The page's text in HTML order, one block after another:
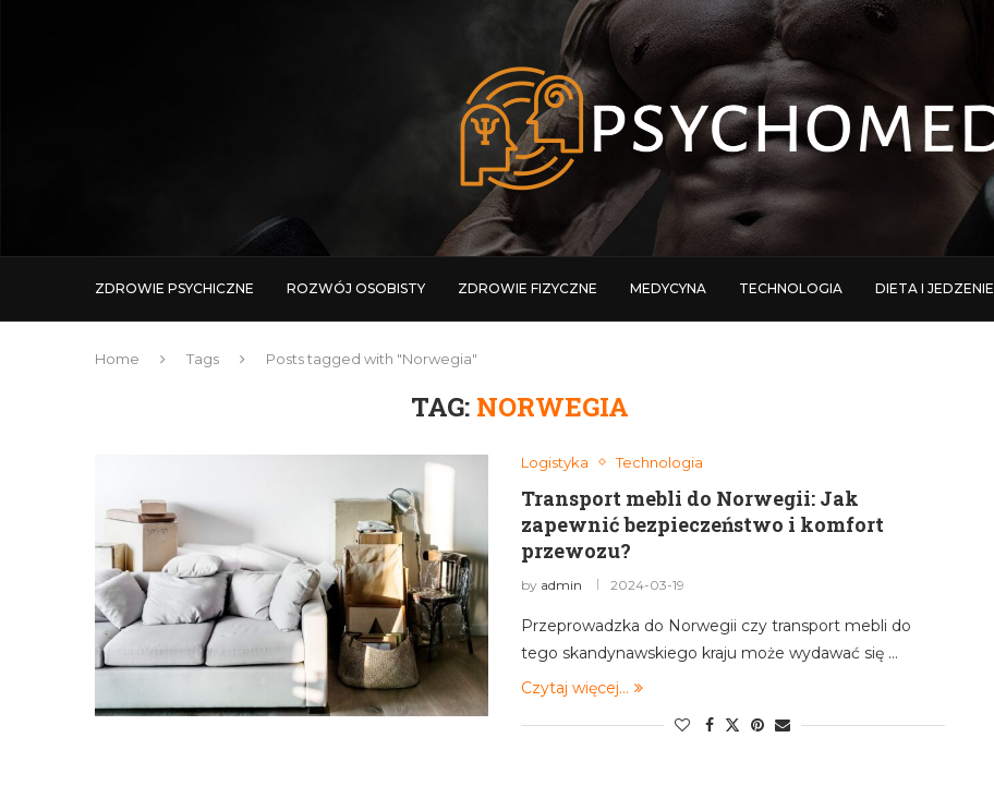
ZDROWIE PSYCHICZNE ROZWÓJ OSOBISTY ZDROWIE FIZYCZNE MEDYCYNA TECHNOLOGIA DIETA I JEDZENIE
Home Tags Posts tagged with "Norwegia"
TAG: NORWEGIA
Logistyka Technologia
Transport mebli do Norwegii: Jak
zapewnić bezpieczeństwo i komfort
przewozu?
by admin 2024-03-19
Przeprowadzka do Norwegii czy transport mebli do
tego skandynawskiego kraju może wydawać się …
Czytaj więcej...